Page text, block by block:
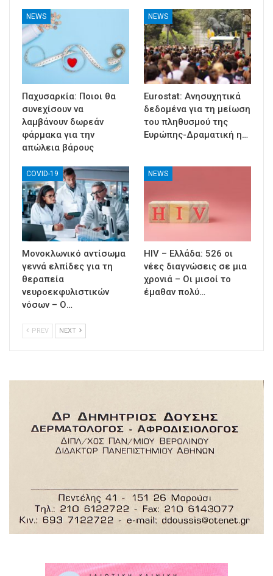
NEWS
Παχυσαρκία: Ποιοι θα
συνεχίσουν να
λαμβάνουν δωρεάν
φάρμακα για την
απώλεια βάρους
NEWS
Eurostat: Ανησυχητικά
δεδομένα για τη μείωση
του πληθυσμού της
Ευρώπης-Δραματική η…
COVID-19
Μονοκλωνικό αντίσωμα
γεννά ελπίδες για τη
θεραπεία
νευροεκφυλιστικών
νόσων – Ο…
NEWS
HIV – Ελλάδα: 526 οι
νέες διαγνώσεις σε μια
χρονιά – Οι μισοί το
έμαθαν πολύ…
PREV NEXT